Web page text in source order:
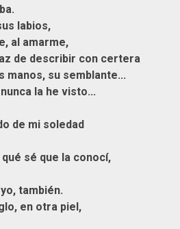
labios,
al amarme,
de describir con certera
manos, su semblante...
la he visto...
de mi soledad
sé que la conocí,
también.
en otra piel,